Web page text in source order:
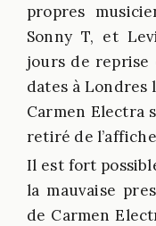
propres
Sonny T, et
jours de reprise
dates à Londres
Carmen Electra
retiré de
Il est fort
la mauvaise
de Carmen